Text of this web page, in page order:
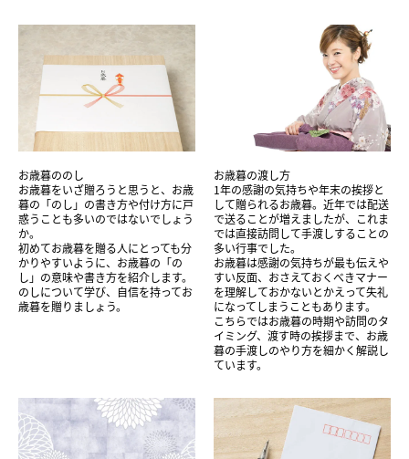
お歳暮ののし
お歳暮をいざ贈ろうと思うと、お歳
暮の「のし」の書き方や付け方に戸
惑うことも多いのではないでしょう
か。
初めてお歳暮を贈る人にとっても分
かりやすいように、お歳暮の「の
し」の意味や書き方を紹介します。
のしについて学び、自信を持ってお
歳暮を贈りましょう。
お歳暮の渡し方
1年の感謝の気持ちや年末の挨拶と
して贈られるお歳暮。近年では配送
で送ることが増えましたが、これま
では直接訪問して手渡しすることの
多い行事でした。
お歳暮は感謝の気持ちが最も伝えや
すい反面、おさえておくべきマナー
を理解しておかないとかえって失礼
になってしまうこともあります。
こちらではお歳暮の時期や訪問のタ
イミング、渡す時の挨拶まで、お歳
暮の手渡しのやり方を細かく解説し
ています。